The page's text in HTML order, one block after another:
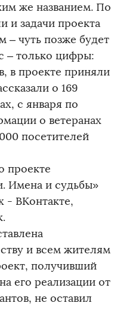
же названием. По
и задачи проекта
чуть позже будет
– только цифры:
в проекте приняли
о 169
с января по
о ветеранах
посетителей
проекте
Имена и судьбы»
- ВКонтакте,
и всем жителям
получивший
его реализации от
не оставил